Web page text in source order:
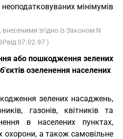
мінімумів
внесеними згідно із Законом N
07.02.97 )
або пошкодження зелених
озеленення населених
зелених насаджень,
газонів, квітників та
в населених пунктах,
охорони, а також самовільне